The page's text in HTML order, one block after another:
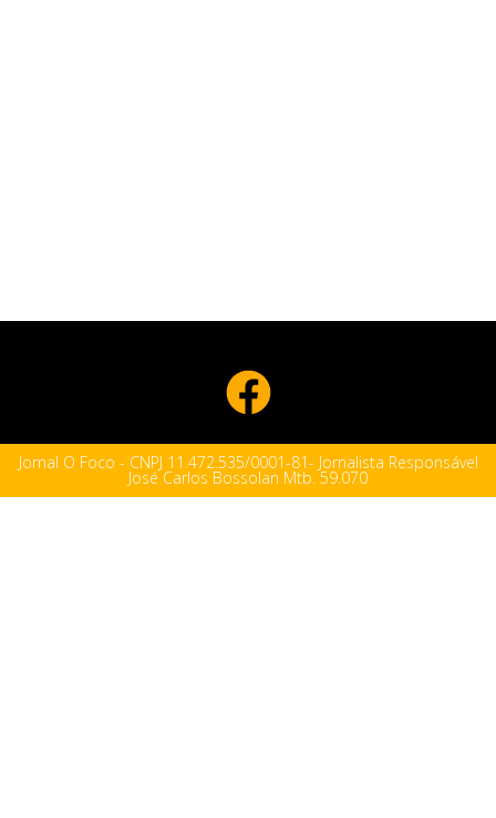
Jornal O Foco - CNPJ 11.472.535/0001-81- Jornalista Responsável
José Carlos Bossolan Mtb. 59.070